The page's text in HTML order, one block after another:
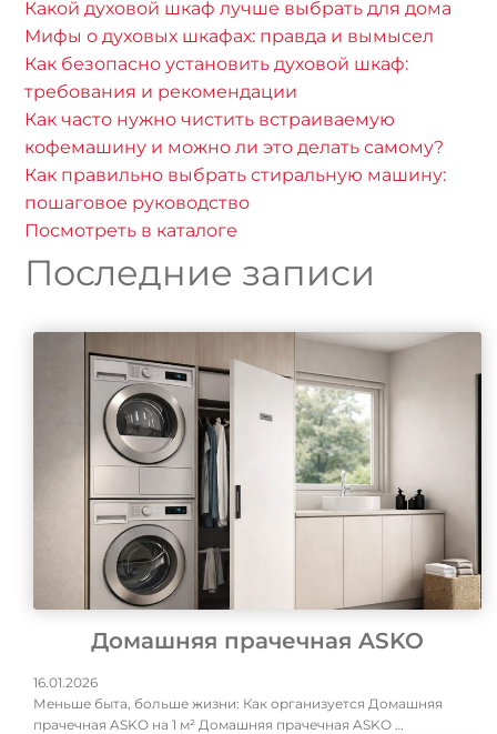
Какой духовой шкаф лучше выбрать для дома
Мифы о духовых шкафах: правда и вымысел
Как безопасно установить духовой шкаф:
требования и рекомендации
Как часто нужно чистить встраиваемую
кофемашину и можно ли это делать самому?
Как правильно выбрать стиральную машину:
пошаговое руководство
Посмотреть в каталоге
Последние записи
Домашняя прачечная ASKO
16.01.2026
Меньше быта, больше жизни: Как организуется Домашняя
прачечная ASKO на 1 м² Домашняя прачечная ASKO …